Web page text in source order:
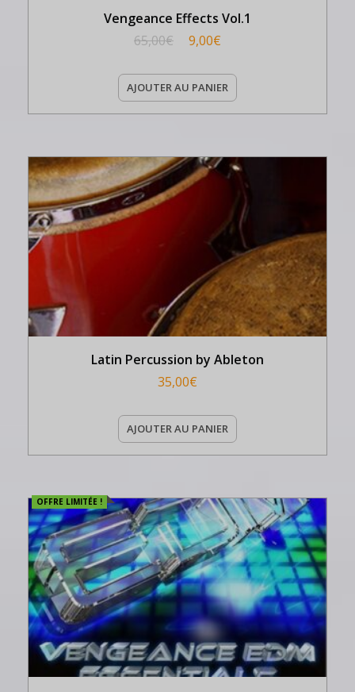
Vengeance Effects Vol.1
65,00€ 9,00€
AJOUTER AU PANIER
Latin Percussion by Ableton
35,00€
AJOUTER AU PANIER
OFFRE LIMITÉE !